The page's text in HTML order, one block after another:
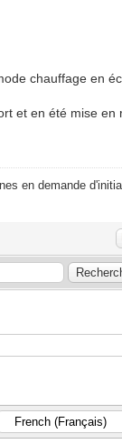
chauffage en
et en été mise en
en demande